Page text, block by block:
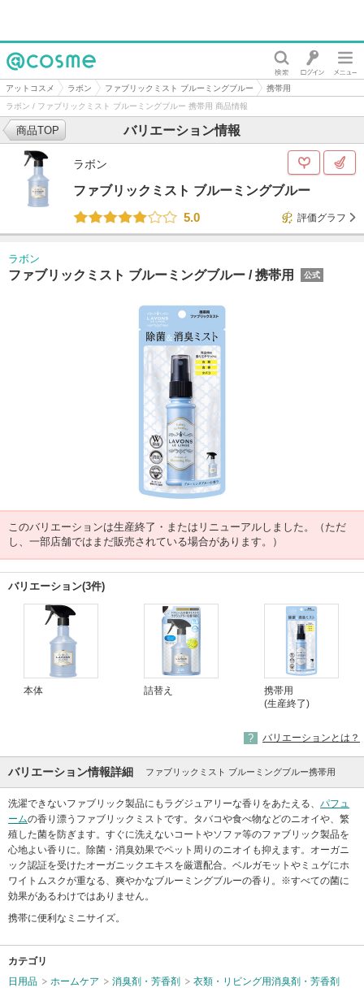
@cosme
アットコスメ ラボン ファブリックミスト ブルーミングブルー
携帯用
ラボン / ファブリックミスト ブルーミングブルー 携帯用 商品情報
バリエーション情報
商品TOP
ラボン
ファブリックミスト ブルーミングブルー
5.0
評価グラフ
ラボン
ファブリックミスト ブルーミングブルー /携帯用 公式
このバリエーションは生産終了・またはリニューアルしました。（ただ
し、一部店舗ではまだ販売されている場合があります。）
バリエーション(3件)
本体 詰替え
携帯用
(生産終了)
バリエーションとは？
バリエーション情報詳細 ファブリックミスト ブルーミングブルー携帯用
洗濯できないファブリック製品にもラグジュアリーな香りをあたえる、 パフュ
ームの香り漂うファブリックミストです。タバコや食べ物などのニオイや、繁
殖した菌を防ぎます。すぐに洗えないコートやソファ等のファブリック製品を
心地よい香りに。除菌・消臭効果でペット周りのニオイも抑えます。オーガニ
ック認証を受けたオーガニックエキスを厳選配合。ベルガモットやミュゲにホ
ワイトムスクが重なる、爽やかなブルーミングブルーの香り。※すべての菌に
効果があるわけではありません。
携帯に便利なミニサイズ。
カテゴリ
日用品
ホームケア 消臭剤・芳香剤 衣類・リビング用消臭剤・芳香剤